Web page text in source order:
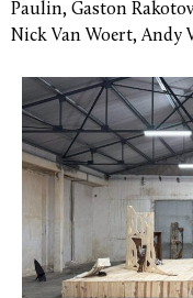
Paulin, Gaston
Nick Van Woert, Andy